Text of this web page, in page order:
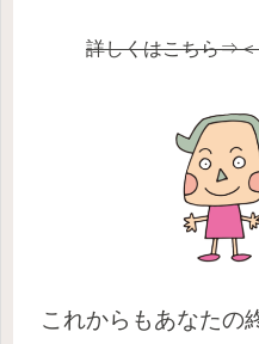
詳しくはこちら⇒
これからもあなたの